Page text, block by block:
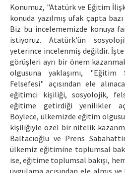
Contact Us
Konumuz, "Atatürk ve Eğitim
konuda yazılmış ufak çapta
Biz bu incelememizde konuya
istiyoruz. Atatürk'ün
yeterince incelenmiş değildir.
görüşleri ayrı bir önem
olgusuna yaklaşımı,
Felsefesi" açısından ele
eğitimci kişiliği, sosyolojik,
eğitime getirdiği yenilikler
Böylece, ülkemizde eğitim
kişiliğiyle özel bir nitelik
Baltacıoğlu ve Prens
ülkemiz eğitimine toplumsal
ise, eğitime toplumsal bakışı,